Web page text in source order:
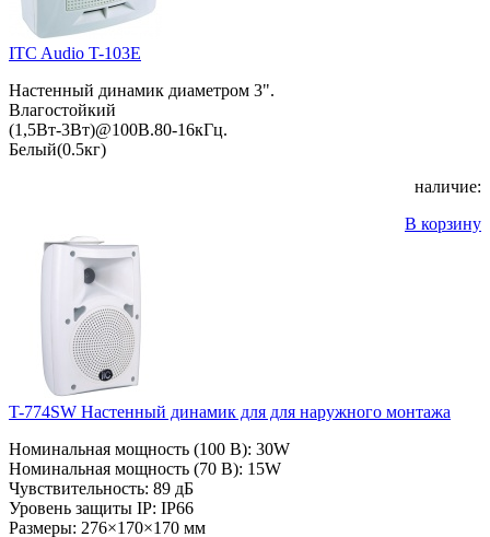
ITC Audio T-103E
Настенный динамик диаметром 3".
Влагостойкий
(1,5Вт-3Вт)@100В.80-16кГц.
Белый(0.5кг)
наличие:
В корзину
T-774SW Настенный динамик для для наружного монтажа
Номинальная мощность (100 В): 30W
Номинальная мощность (70 В): 15W
Чувствительность: 89 дБ
Уровень защиты IP: IP66
Размеры: 276×170×170 мм